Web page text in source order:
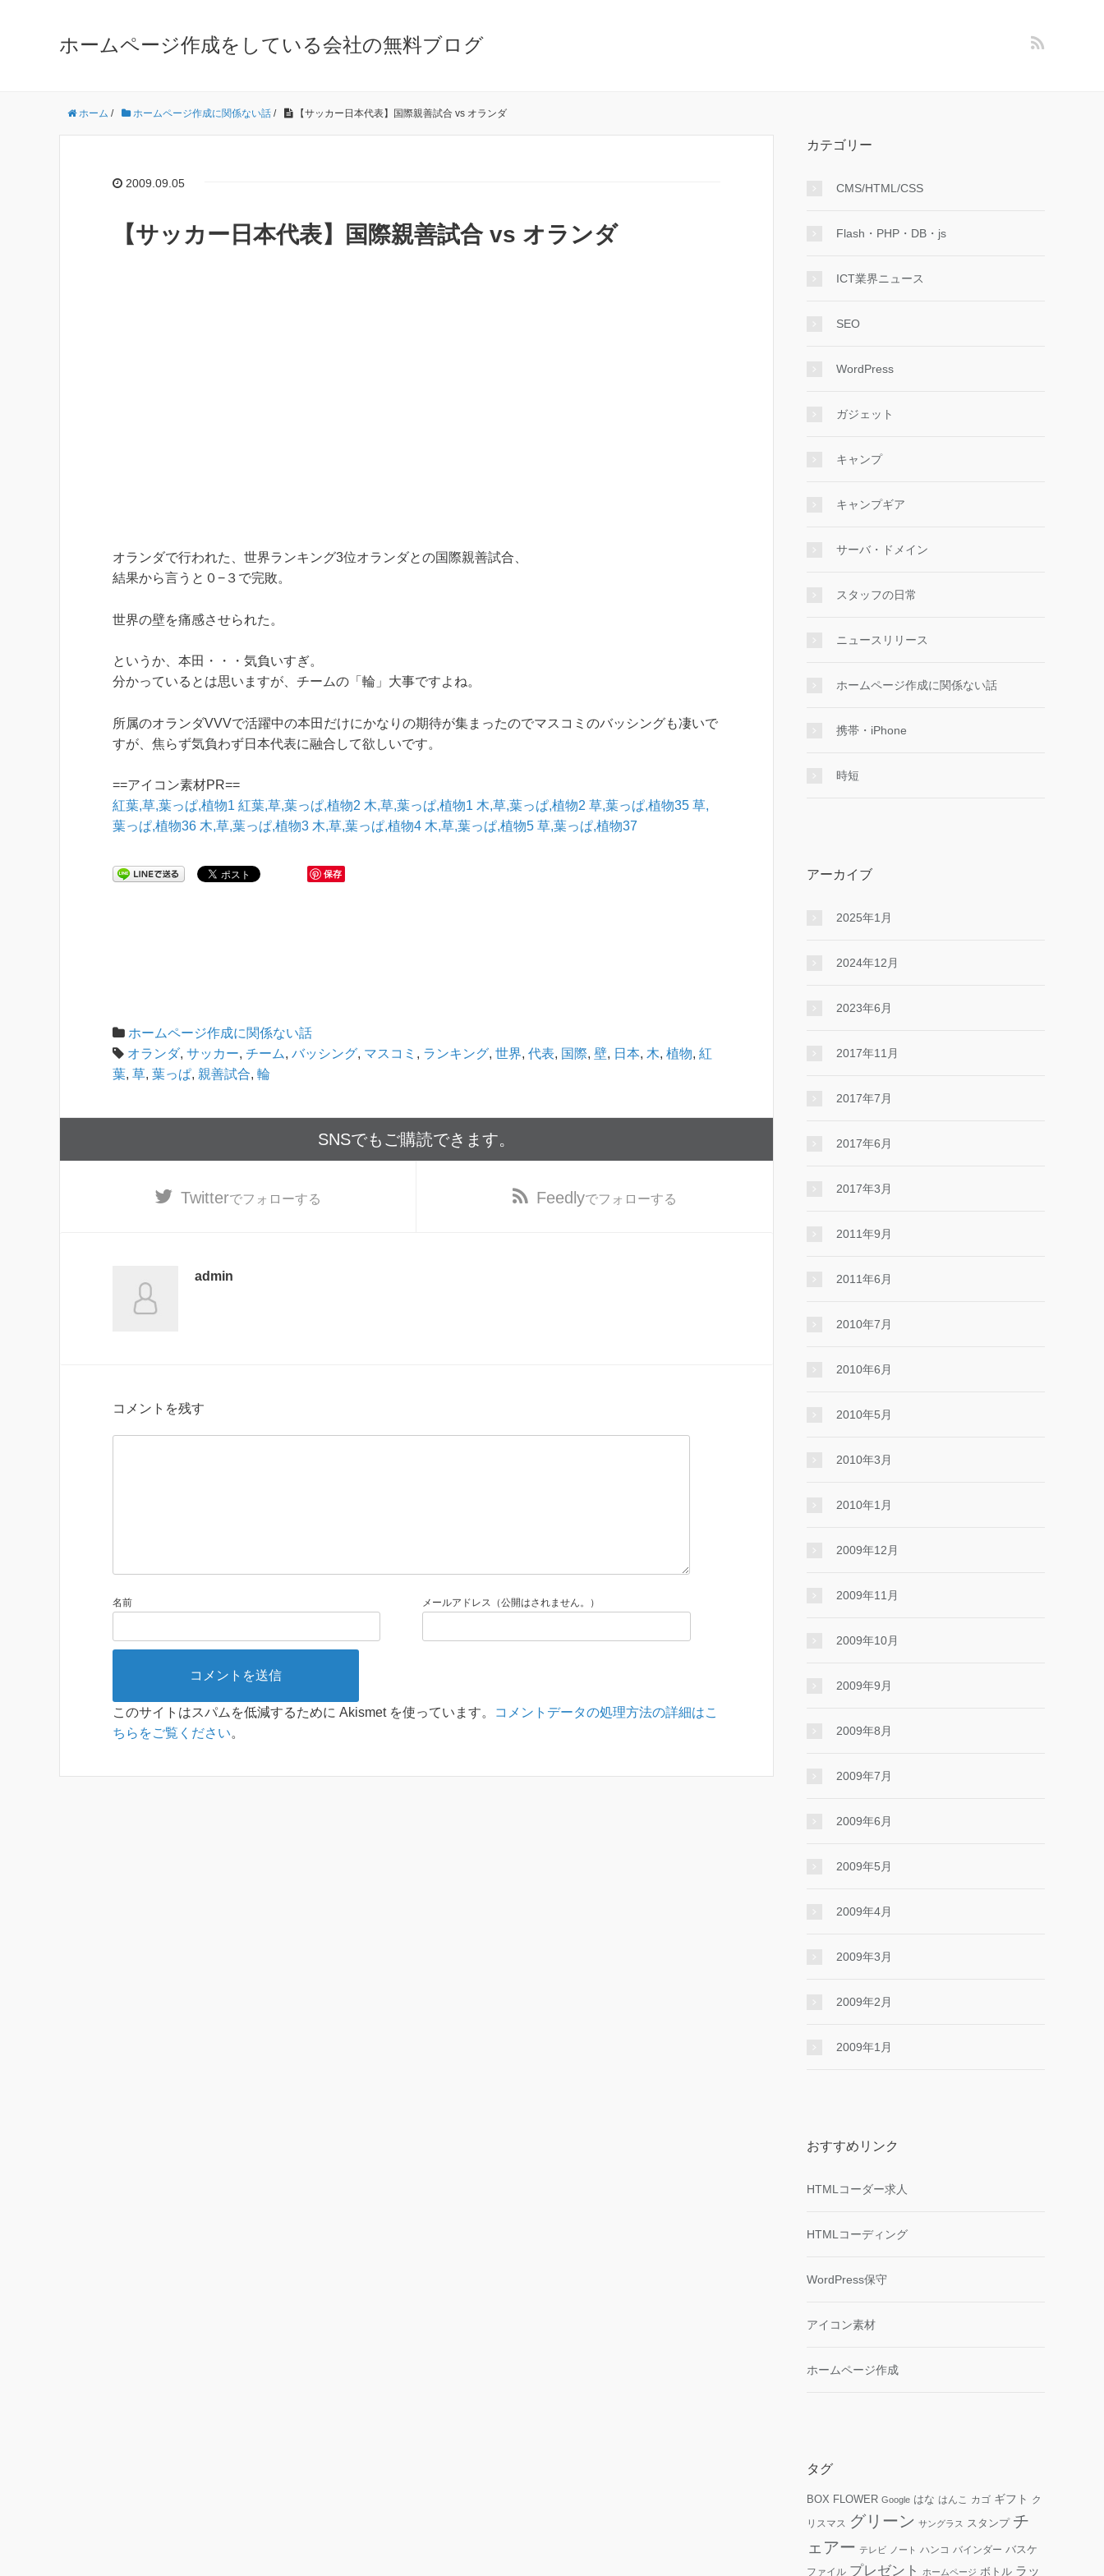
ホームページ作成をしている会社の無料ブログ
ホーム / ホームページ作成に関係ない話 / 【サッカー日本代表】国際親善試合 vs オランダ
2009.09.05
【サッカー日本代表】国際親善試合 vs オランダ
オランダで行われた、世界ランキング3位オランダとの国際親善試合、
結果から言うと０−３で完敗。
世界の壁を痛感させられた。
というか、本田・・・気負いすぎ。
分かっているとは思いますが、チームの「輪」大事ですよね。
所属のオランダVVVで活躍中の本田だけにかなりの期待が集まったのでマスコミのバッシングも凄いで
すが、焦らず気負わず日本代表に融合して欲しいです。
==アイコン素材PR==
紅葉,草,葉っぱ,植物1 紅葉,草,葉っぱ,植物2 木,草,葉っぱ,植物1 木,草,葉っぱ,植物2 草,葉っぱ,植物35 草,
葉っぱ,植物36 木,草,葉っぱ,植物3 木,草,葉っぱ,植物4 木,草,葉っぱ,植物5 草,葉っぱ,植物37
保存
ホームページ作成に関係ない話
オランダ, サッカー, チーム, バッシング, マスコミ , ランキング, 世界, 代表, 国際, 壁, 日本, 木, 植物, 紅
葉, 草, 葉っぱ, 親善試合, 輪
SNSでもご購読できます。
Twitterでフォローする Feedlyでフォローする
admin
コメントを残す
名前 メールアドレス（公開はされません。）
このサイトはスパムを低減するために Akismet を使っています。
コメントデータの処理方法の詳細はこ
ちらをご覧ください。
カテゴリー
CMS/HTML/CSS
Flash・PHP・DB・js
ICT業界ニュース
SEO
WordPress
ガジェット
キャンプ
キャンプギア
サーバ・ドメイン
スタッフの日常
ニュースリリース
ホームページ作成に関係ない話
携帯・iPhone
時短
アーカイブ
2025年1月
2024年12月
2023年6月
2017年11月
2017年7月
2017年6月
2017年3月
2011年9月
2011年6月
2010年7月
2010年6月
2010年5月
2010年3月
2010年1月
2009年12月
2009年11月
2009年10月
2009年9月
2009年8月
2009年7月
2009年6月
2009年5月
2009年4月
2009年3月
2009年2月
2009年1月
おすすめリンク
HTMLコーダー求人
HTMLコーディング
WordPress保守
アイコン素材
ホームページ作成
タグ
BOX FLOWER Google はな はんこ カゴ ギフト ク
リスマス グリーン サングラス スタンプ チ
ェアー テレビ ノート ハンコ バインダー バスケ
ファイル プレゼント ホームページ ボトル ラッ